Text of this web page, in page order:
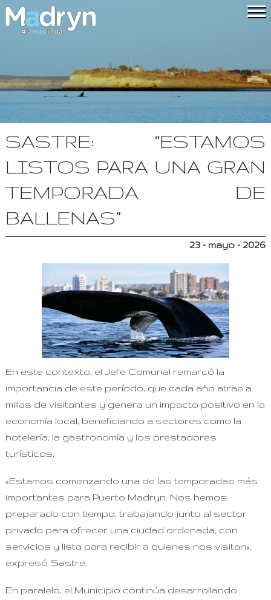
SASTRE: “ESTAMOS
LISTOS PARA UNA GRAN
TEMPORADA DE
BALLENAS”
23 - mayo - 2026
En este contexto, el Jefe Comunal remarcó la
importancia de este período, que cada año atrae a
millas de visitantes y genera un impacto positivo en la
economía local, beneficiando a sectores como la
hotelería, la gastronomía y los prestadores
turísticos.
«Estamos comenzando una de las temporadas más
importantes para Puerto Madryn. Nos hemos
preparado con tiempo, trabajando junto al sector
privado para ofrecer una ciudad ordenada, con
servicios y lista para recibir a quienes nos visitan»,
expresó Sastre.
En paralelo, el Municipio continúa desarrollando